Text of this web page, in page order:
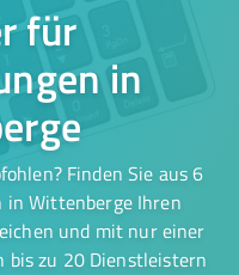
für
in
Finden Sie aus 6
Wittenberge Ihren
und mit nur einer
bis zu 20 Dienstleistern